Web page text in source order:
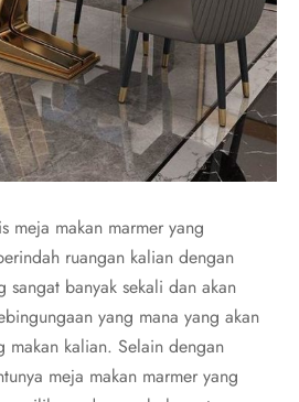
meja makan marmer yang
ruangan kalian dengan
sangat banyak sekali dan akan
yang mana yang akan
makan kalian. Selain dengan
meja makan marmer yang